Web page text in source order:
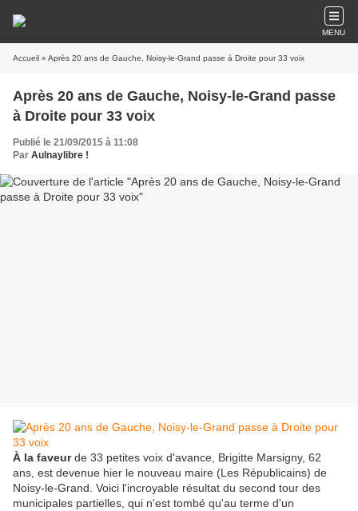
MENU
Accueil » Après 20 ans de Gauche, Noisy-le-Grand passe à Droite pour 33 voix
Après 20 ans de Gauche, Noisy-le-Grand passe
à Droite pour 33 voix
Publié le 21/09/2015 à 11:08
Par Aulnaylibre !
À la faveurde 33 petites voix d'avance, Brigitte Marsigny, 62
ans, est devenue hier le nouveau maire (Les Républicains) de
Noisy-le-Grand. Voici l'incroyable résultat du second tour des
municipales partielles, qui n'est tombé qu'au terme d'un